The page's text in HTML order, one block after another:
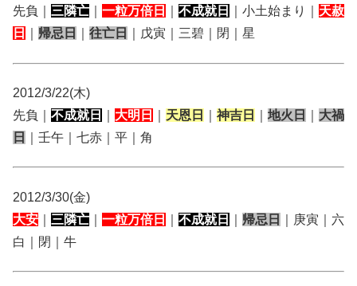
先負｜ 三隣亡 一粒万倍日 不成就日 ｜小土始まり｜ 天赦
日
帰忌日 往亡日 ｜戊寅｜三碧｜閉｜星
2012/3/22(木)
先負｜ 不成就日 大明日 天恩日 神吉日 地火日
大禍
日
｜壬午｜七赤｜平｜角
2012/3/30(金)
大安
三隣亡 一粒万倍日 不成就日 帰忌日
｜庚寅｜六
白｜閉｜牛